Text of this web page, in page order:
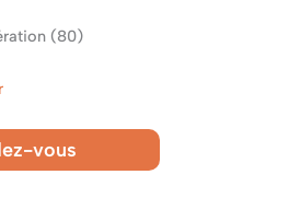
(80)
vous